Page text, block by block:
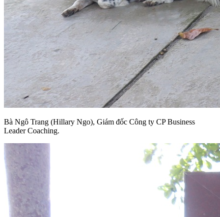
Bà Ngô Trang (Hillary Ngo), Giám đốc Công ty CP Business
Leader Coaching.